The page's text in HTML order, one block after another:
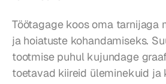
Töötagage koos oma tarnijaga
ja hoiatuste kohandamiseks.
tootmise puhul kujundage
toetavad kiireid üleminekuid ja